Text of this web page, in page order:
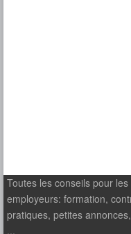
Toutes les conseils pour
employeurs: formation,
pratiques, petites
...